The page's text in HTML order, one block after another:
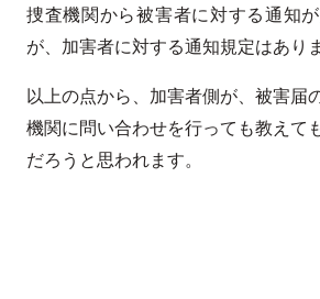
捜査機関から被害者に対する通知
が、加害者に対する通知規定はあり
以上の点から、加害者側が、被害届
機関に問い合わせを行っても教えて
だろうと思われます。